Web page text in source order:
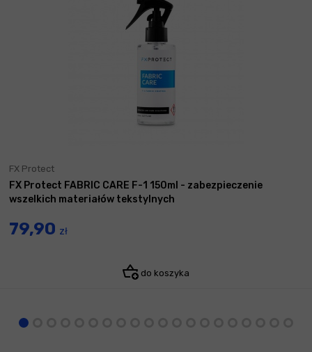
FX Protect
FX Protect FABRIC CARE F-1 150ml - zabezpieczenie
wszelkich materiałów tekstylnych
79,90 zł
do koszyka